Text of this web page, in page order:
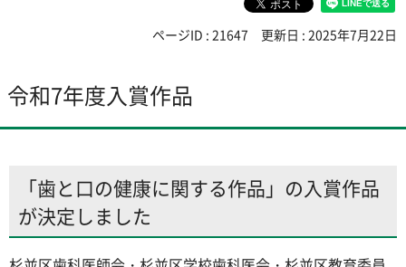
ページID : 21647 更新日 : 2025年7月22日
令和7年度入賞作品
「歯と口の健康に関する作品」の入賞作品
が決定しました